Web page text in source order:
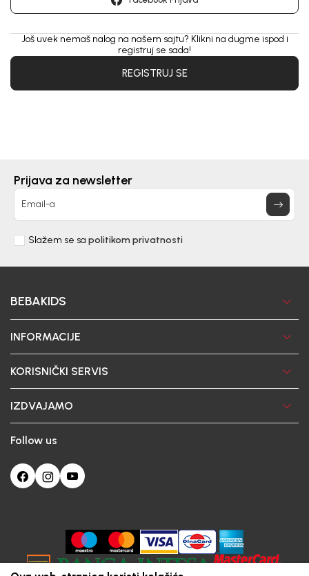
Još uvek nemaš nalog na našem sajtu? Klikni na dugme ispod i
registruj se sada!
REGISTRUJ SE
Prijava za newsletter
Email-a
Slažem se sa politikom privatnosti
BEBAKIDS
INFORMACIJE
KORISNIČKI SERVIS
IZDVAJAMO
Follow us